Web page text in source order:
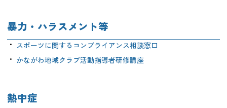
暴力・ハラスメント等
スポーツに関するコンプライアンス相談窓口
かながわ地域クラブ活動指導者研修講座
熱中症